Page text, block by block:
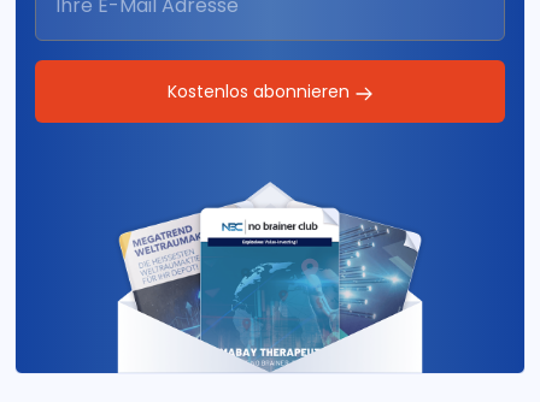
Kostenlos abonnieren